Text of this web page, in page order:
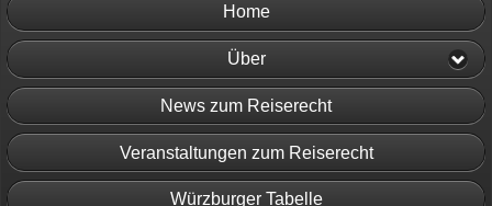
Home
Über
News zum Reiserecht
Veranstaltungen zum Reiserecht
Würzburger Tabelle